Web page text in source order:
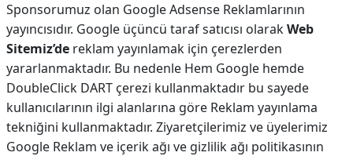
Sponsorumuz olan Google Adsense Reklamlarının
yayıncısıdır. Google üçüncü taraf satıcısı olarakWeb
Sitemiz’de reklam yayınlamak için çerezlerden
yararlanmaktadır. Bu nedenle Hem Google hemde
DoubleClick DART çerezi kullanmaktadır bu sayede
kullanıcılarının ilgi alanlarına göre Reklam yayınlama
tekniğini kullanmaktadır. Ziyaretçilerimiz ve üyelerimiz
Google Reklam ve içerik ağı ve gizlilik ağı politikasının